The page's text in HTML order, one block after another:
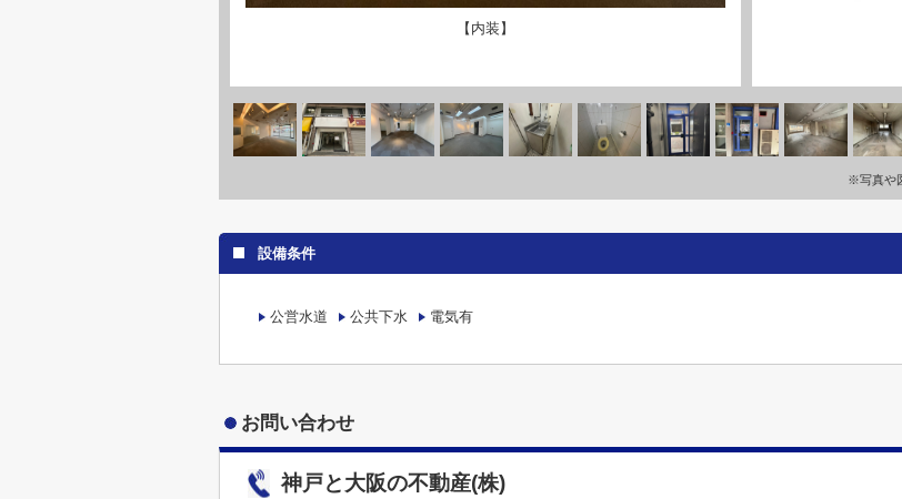
【内装】
※写真や
設備条件
公営水道 公共下水 電気有
お問い合わせ
神戸と大阪の不動産(株)